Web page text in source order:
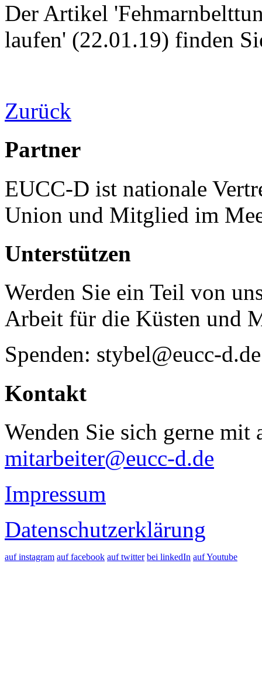
Der Artikel
laufen' (22.01.19) finden
Zurück
Partner
EUCC-D ist nationale
Union und Mitglied im
Unterstützen
Werden Sie ein Teil von
Arbeit für die Küsten und
Spenden: stybel@eucc-d.de
Kontakt
Wenden Sie sich gerne mit
mitarbeiter@eucc-d.de
Impressum
Datenschutzerklärung
auf instagram auf facebook auf twitter bei linkedIn auf Youtube